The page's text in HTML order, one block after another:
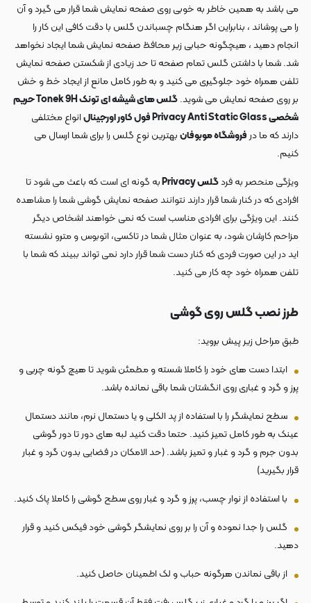
می باشد به همین خاطر به خوبی روی صفحه نمایش شما قرار می گیرد و آن
را می پوشاند ، بنابراین اگر هنگام چسباندن گلس با دقت کافی این کار را
انجام دهید ، هیچگونه حبابی زیر محافظ صفحه نمایش شما ایجاد نخواهد
شد. شما با داشتن گلس تمام صفحه تا حد زیادی از شکستن صفحه نمایش
تلفن همراه خود جلوگیری می کنید و به طور کامل مانع از ایجاد خط و خش
بر روی صفحه نمایش می شوید.
گلس های شیشه ای تونک Tonek 9H حریم
شخصی Privacy Anti Static Glass فول کاور اورجینال
انواع مختلفی
دارند که ما درفروشگاه موبوفانبهترین نوع گلس را برای شما ارسال می
کنیم.
ویژگی منحصر به فردگلس Privacy
به گونه ای است که باعث می شود تا
افرادی که در کنار شما قرار دارند نتوانند صفحه نمایش گوشی شما را مشاهده
کنند. این ویژگی برای افرادی مناسب است که نمی خواهند اشخاص دیگر
مزاحم کارشان شود، به عنوان مثال شما در تاکسی، اتوبوس و مترو نشسته
اید در این صورت فردی که کنار دست شما قرار دارد نمی تواند ببیند که شما با
تلفن همراه خود چه کار می کنید.
طرز نصب گلس روی گوشی
طبق مراحل زیر پیش بروید:
ابتدا دست های خود را کاملا شسته و مطمئن شوید تا هیچ گونه چربی و
پرز و گرد و غباری روی انگشتان شما باقی نمانده باشد.
سطح نمایشگر را با استفاده از پد الکلی و یا دستمال نرم، مانند دستمال
عینک به طور کامل تمیز کنید. حتما دقت کنید لبه های دور تا دور گوشی
بدون جرم و گرد و غبار و تمیز باشد. (حد الامکان در فضایی بدون گرد و غبار
قرار بگیرید)
با استفاده از نوار چسب، پرز و گرد و غبار روی سطح گوشی را کاملا پاک کنید.
گلس را جدا نموده و آن را بر روی نمایشگر گوشی خود فیکس کنید و قرار
دهید.
از باقی نماندن هرگونه حباب و لک اطمینان حاصل کنید.